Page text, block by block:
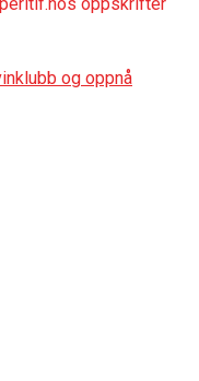
og oppnå